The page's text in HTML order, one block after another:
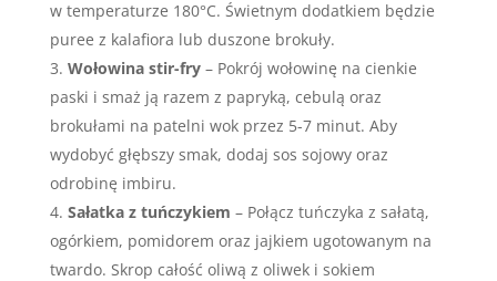
w temperaturze 180°C. Świetnym dodatkiem będzie
puree z kalafiora lub duszone brokuły.
Wołowina stir-fry– Pokrój wołowinę na cienkie
paski i smaż ją razem z papryką, cebulą oraz
brokułami na patelni wok przez 5-7 minut. Aby
wydobyć głębszy smak, dodaj sos sojowy oraz
odrobinę imbiru.
Sałatka z tuńczykiem – Połącz tuńczyka z sałatą,
ogórkiem, pomidorem oraz jajkiem ugotowanym na
twardo. Skrop całość oliwą z oliwek i sokiem